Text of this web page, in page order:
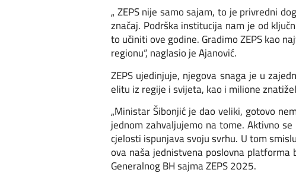
„ ZEPS nije samo sajam, to je privredni
značaj. Podrška institucija nam je od
to učiniti ove godine. Gradimo ZEPS kao
regionu“, naglasio je Ajanović.
ZEPS ujedinjuje, njegova snaga je u
elitu iz regije i svijeta, kao i milione
„Ministar Šibonjić je dao veliki, gotovo
jednom zahvaljujemo na tome. Aktivno
cjelosti ispunjava svoju svrhu. U tom
ova naša jednistvena poslovna platforma
Generalnog BH sajma ZEPS 2025.